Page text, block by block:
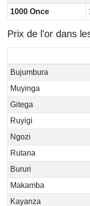
1000 Once
Prix de l'or dans
Bujumbura
Muyinga
Gitega
Ruyigi
Ngozi
Rutana
Bururi
Makamba
Kayanza